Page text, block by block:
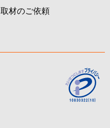
取材のご依頼